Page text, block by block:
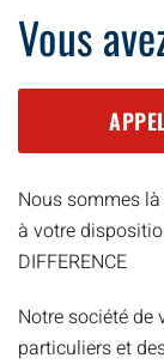
Vous
Nous sommes
à votre
DIFFERENCE
Notre société de
particuliers et